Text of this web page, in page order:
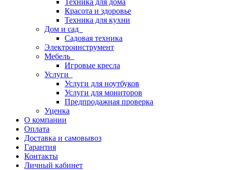
Техника для дома
Красота и здоровье
Техника для кухни
Дом и сад
Садовая техника
Электроинструмент
Мебель
Игровые кресла
Услуги
Услуги для ноутбуков
Услуги для мониторов
Предпродажная проверка
Уценка
О компании
Оплата
Доставка и самовывоз
Гарантия
Контакты
Личный кабинет